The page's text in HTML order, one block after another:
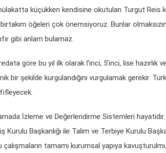
küçükken kendisine okutulan Turgut Reis
öğeleri çok önemsiyoruz. Bunlar
gibi anlam bulamaz.
göre bu yıl ilk olarak l’inci, 5’inci, lise hazırlık
bir şekilde kurgulandığını vurgulamak gerekir.
İzleme ve Değerlendirme Sistemleri
Başkanlığı ile Talim ve Terbiye Kurulu
tamamı kurumsal yapıya